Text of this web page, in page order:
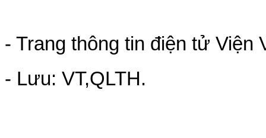
- Trang thông tin điện tử Viện
- Lưu: